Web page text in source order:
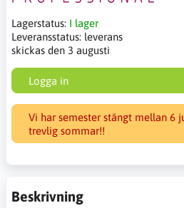
Lagerstatus: I lager
Leveransstatus: leverans
skickas den 3 augusti
Logga in
Vi har semester stängt mellan 6
trevlig sommar!!
Beskrivning